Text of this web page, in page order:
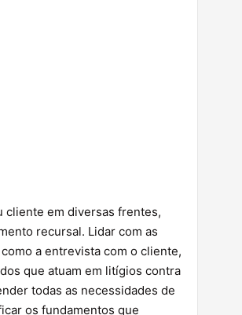
cliente em diversas frentes,
recursal. Lidar com as
a entrevista com o cliente,
que atuam em litígios contra
todas as necessidades de
os fundamentos que